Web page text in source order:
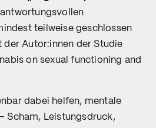
teilweise geschlossen
der Autor:innen der Studie
on sexual functioning and
dabei helfen, mentale
Scham, Leistungsdruck,